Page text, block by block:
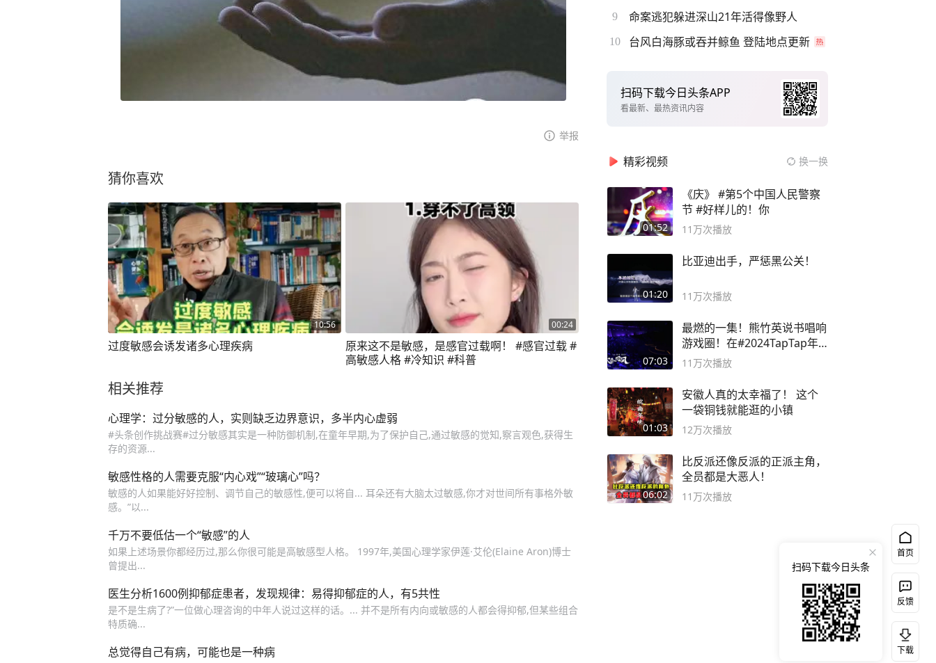
举报
猜你喜欢
10:56
过度敏感会诱发诸多心理疾病
00:24
原来这不是敏感，是感官过载啊！ #感官过载 #
高敏感人格 #冷知识 #科普
相关推荐
心理学：过分敏感的人，实则缺乏边界意识，多半内心虚弱
#头条创作挑战赛#过分敏感其实是一种防御机制,在童年早期,为了保护自己,通过敏感的觉知,察言观色,获得生
存的资源...
敏感性格的人需要克服“内心戏”“玻璃心”吗？
敏感的人如果能好好控制、调节自己的敏感性,便可以将自... 耳朵还有大脑太过敏感,你才对世间所有事格外敏
感。”以...
千万不要低估一个“敏感”的人
如果上述场景你都经历过,那么你很可能是高敏感型人格。 1997年,美国心理学家伊莲·艾伦(Elaine Aron)博士
曾提出...
医生分析1600例抑郁症患者，发现规律：易得抑郁症的人，有5共性
是不是生病了?”一位做心理咨询的中年人说过这样的话。... 并不是所有内向或敏感的人都会得抑郁,但某些组合
特质确...
总觉得自己有病，可能也是一种病
9 命案逃犯躲进深山21年活得像野人
10 台风白海豚或吞并鲸鱼 登陆地点更新
扫码下载今日头条APP
看最新、最热资讯内容
精彩视频 换一换
01:52
《庆》 #第5个中国人民警察
节 #好样儿的！你
11万次播放
01:20
比亚迪出手，严惩黑公关！
11万次播放
07:03
最燃的一集！熊竹英说书唱响
游戏圈！在#2024TapTap年
度游戏大赏
11万次播放
01:03
安徽人真的太幸福了！ 这个
一袋铜钱就能逛的小镇
12万次播放
06:02
比反派还像反派的正派主角，
全员都是大恶人！
11万次播放
首页
反馈
下载
扫码下载今日头条